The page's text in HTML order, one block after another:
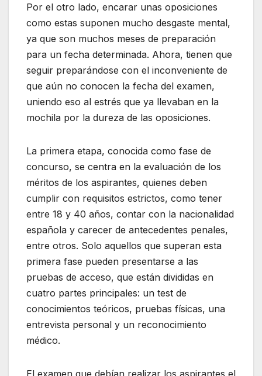
Por el otro lado, encarar unas oposiciones
como estas suponen mucho desgaste mental,
ya que son muchos meses de preparación
para un fecha determinada. Ahora, tienen que
seguir preparándose con el inconveniente de
que aún no conocen la fecha del examen,
uniendo eso al estrés que ya llevaban en la
mochila por la dureza de las oposiciones.
La primera etapa, conocida como fase de
concurso, se centra en la evaluación de los
méritos de los aspirantes, quienes deben
cumplir con requisitos estrictos, como tener
entre 18 y 40 años, contar con la nacionalidad
española y carecer de antecedentes penales,
entre otros. Solo aquellos que superan esta
primera fase pueden presentarse a las
pruebas de acceso, que están divididas en
cuatro partes principales: un test de
conocimientos teóricos, pruebas físicas, una
entrevista personal y un reconocimiento
médico.